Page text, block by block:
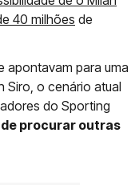
40 milhões de
apontavam para uma
Siro, o cenário atual
do Sporting
procurar outras